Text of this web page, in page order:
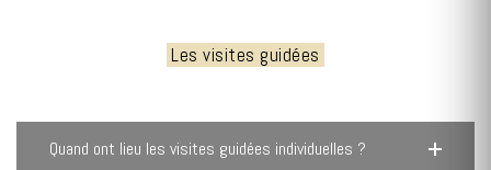
Les visites guidées
Quand ont lieu les visites guidées individuelles ?